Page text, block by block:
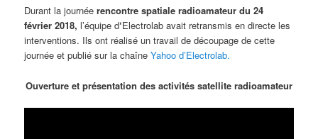
Durant la journéerencontre spatiale radioamateur du 24
février 2018, l’équipe d‘Electrolab avait retransmis en directe les
interventions. Ils ont réalisé un travail de découpage de cette
journée et publié sur la chaîneYahoo d’Electrolab.
Ouverture et présentation des activités satellite radioamateur